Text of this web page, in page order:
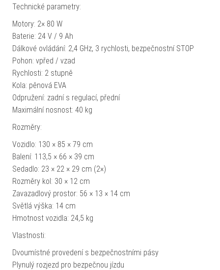
Technické parametry:
Motory: 2× 80 W
Baterie: 24 V / 9 Ah
Dálkové ovládání: 2,4 GHz, 3 rychlosti, bezpečnostní STOP
Pohon: vpřed / vzad
Rychlosti: 2 stupně
Kola: pěnová EVA
Odpružení: zadní s regulací, přední
Maximální nosnost: 40 kg
Rozměry:
Vozidlo: 130 × 85 × 79 cm
Balení: 113,5 × 66 × 39 cm
Sedadlo: 23 × 22 × 29 cm (2×)
Rozměry kol: 30 × 12 cm
Zavazadlový prostor: 56 × 13 × 14 cm
Světlá výška: 14 cm
Hmotnost vozidla: 24,5 kg
Vlastnosti:
Dvoumístné provedení s bezpečnostními pásy
Plynulý rozjezd pro bezpečnou jízdu